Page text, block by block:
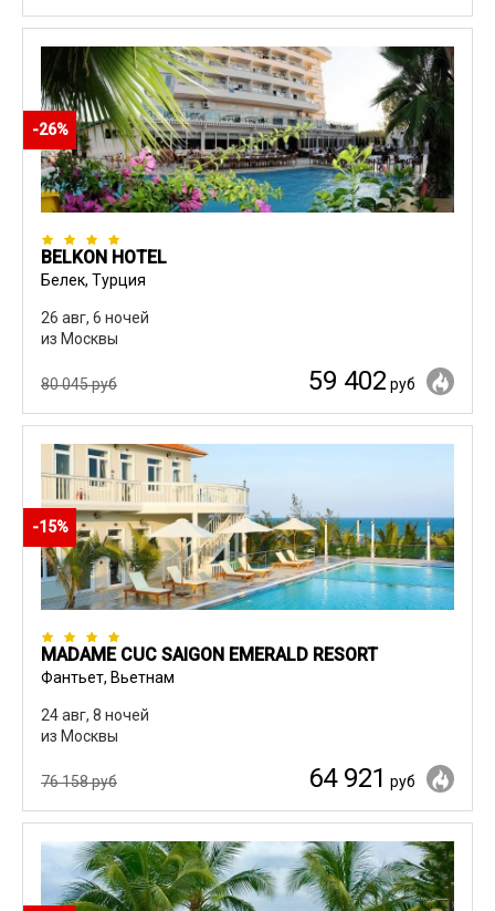
-26%
BELKON HOTEL
Белек, Турция
26 авг, 6 ночей
из Москвы
80 045 руб 59 402 руб
-15%
MADAME CUC SAIGON EMERALD RESORT
Фантьет, Вьетнам
24 авг, 8 ночей
из Москвы
76 158 руб 64 921 руб